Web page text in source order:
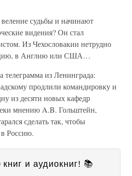
судьбы и начинают
видения? Он стал
Из Чехословакии нетрудно
в Англию или США…
из Ленинграда:
продлили командировку и
из десяти новых кафедр
мнению A.B. Гольштейн,
сделать так, чтобы
Россию.
и аудиокниг! 📚